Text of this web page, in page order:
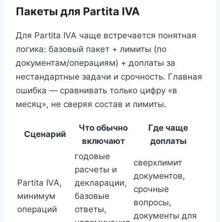
Пакеты для Partita IVA
Для Partita IVA чаще встречается понятная
логика: базовый пакет + лимиты (по
документам/операциям) + доплаты за
нестандартные задачи и срочность. Главная
ошибка — сравнивать только цифру «в
месяц», не сверяя состав и лимиты.
Сценарий
Что обычно
включают
Где чаще
доплаты
Partita IVA,
минимум
операций
годовые
расчеты и
декларации,
базовые
ответы,
сверхлимит
документов,
срочные
вопросы,
документы для